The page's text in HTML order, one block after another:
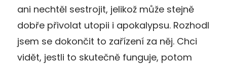
ani nechtěl sestrojit, jelikož může stejně
dobře přivolat utopii i apokalypsu. Rozhodl
jsem se dokončit to zařízení za něj. Chci
vidět, jestli to skutečně funguje, potom